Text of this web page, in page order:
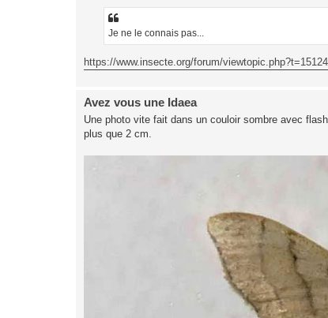
Je ne le connais pas...
https://www.insecte.org/forum/
Avez vous une Idaea
Une photo vite fait dans un couloir sombre avec
plus que 2 cm.